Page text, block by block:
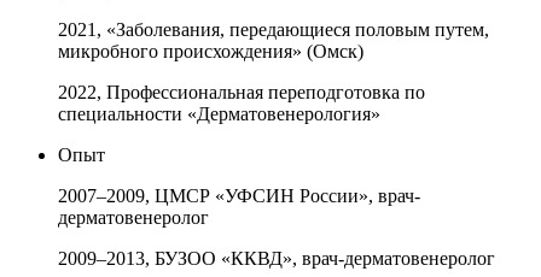
2021, «Заболевания, передающиеся половым путем,
микробного происхождения» (Омск)
2022, Профессиональная переподготовка по
специальности «Дерматовенерология»
Опыт
2007–2009, ЦМСР «УФСИН России», врач-
дерматовенеролог
2009–2013, БУЗОО «ККВД», врач-дерматовенеролог